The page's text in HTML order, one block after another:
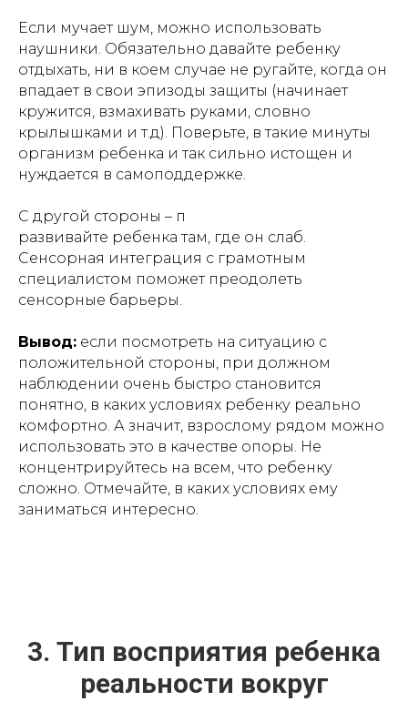
Если мучает шум, можно использовать
наушники. Обязательно давайте ребенку
отдыхать, ни в коем случае не ругайте, когда он
впадает в свои эпизоды защиты (начинает
кружится, взмахивать руками, словно
крылышками и т.д). Поверьте, в такие минуты
организм ребенка и так сильно истощен и
нуждается в самоподдержке.
С другой стороны – п
развивайте ребенка там, где он слаб.
Сенсорная интеграция с грамотным
специалистом поможет преодолеть
сенсорные барьеры.
Вывод: если посмотреть на ситуацию с
положительной стороны, при должном
наблюдении очень быстро становится
понятно, в каких условиях ребенку реально
комфортно. А значит, взрослому рядом можно
использовать это в качестве опоры. Не
концентрируйтесь на всем, что ребенку
сложно. Отмечайте, в каких условиях ему
заниматься интересно.
3. Тип восприятия ребенка
реальности вокруг